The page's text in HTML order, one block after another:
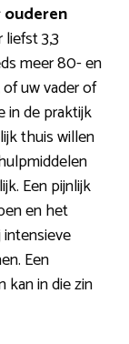
liefst 3,3
meer 80- en
uw vader of
in de praktijk
thuis willen
Een pijnlijk
en het
Een
kan in die zin